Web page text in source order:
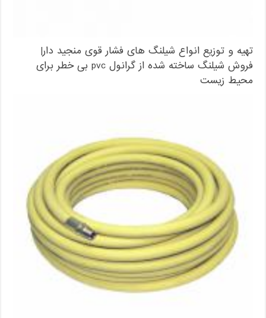
تهیه و توزیع انواع شیلنگ های فشار قوی منجید دار|
فروش شیلنگ ساخته شده از گرانول pvc بی خطر برای
محیط زیست